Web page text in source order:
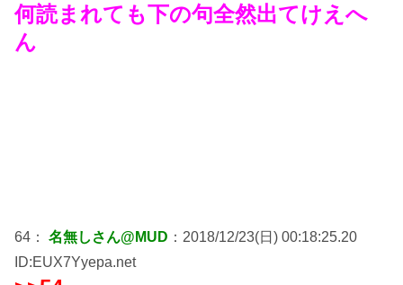
何読まれても下の句全然出てけえへ
ん
64： 名無しさん@MUD ：2018/12/23(日) 00:18:25.20
ID:EUX7Yyepa.net